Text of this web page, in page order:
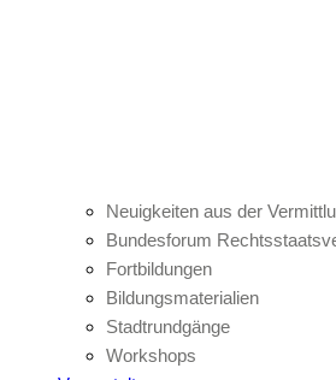
Neuigkeiten aus der
Bundesforum
Fortbildungen
Bildungsmaterialien
Stadtrundgänge
Workshops